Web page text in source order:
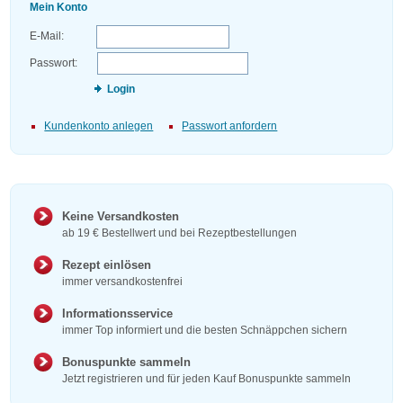
Mein Konto
E-Mail:
Passwort:
Login
Kundenkonto anlegen Passwort anfordern
Keine Versandkosten
ab 19 € Bestellwert und bei Rezeptbestellungen
Rezept einlösen
immer versandkostenfrei
Informationsservice
immer Top informiert und die besten Schnäppchen sichern
Bonuspunkte sammeln
Jetzt registrieren und für jeden Kauf Bonuspunkte sammeln